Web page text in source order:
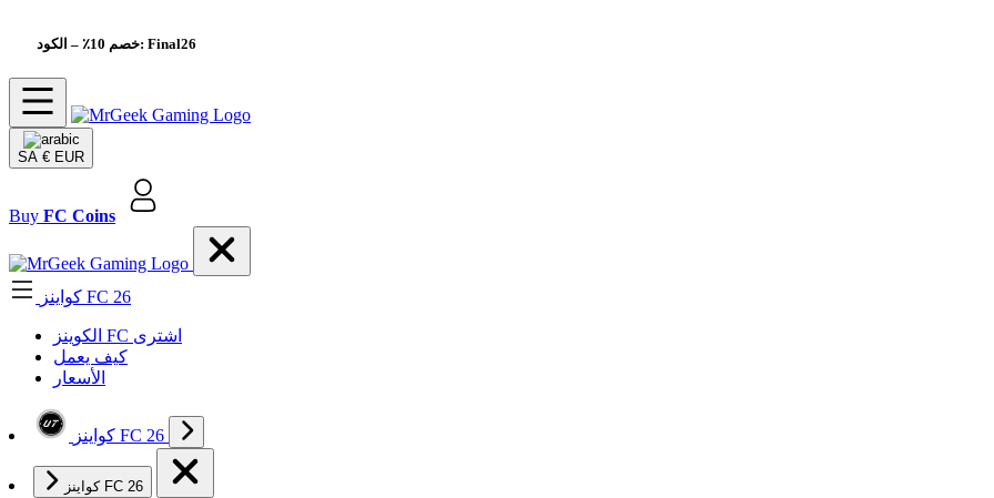
خصم 10٪– الكود: Final26
SA € EUR
Buy FC Coins
كواينز FC 26
الکوینز FC اشتری
كيف يعمل
الأسعار
كواينز FC 26
كواينز FC 26